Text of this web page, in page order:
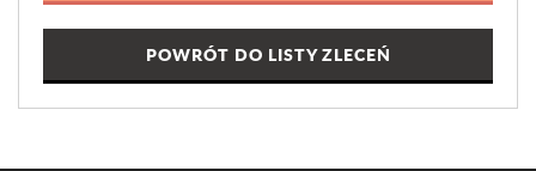
POWRÓT DO LISTY ZLECEŃ